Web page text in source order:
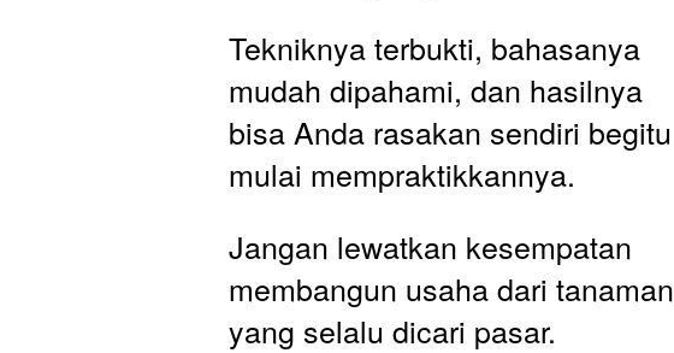
Tekniknya terbukti, bahasanya
mudah dipahami, dan hasilnya
bisa Anda rasakan sendiri begitu
mulai mempraktikkannya.
Jangan lewatkan kesempatan
membangun usaha dari tanaman
yang selalu dicari pasar.